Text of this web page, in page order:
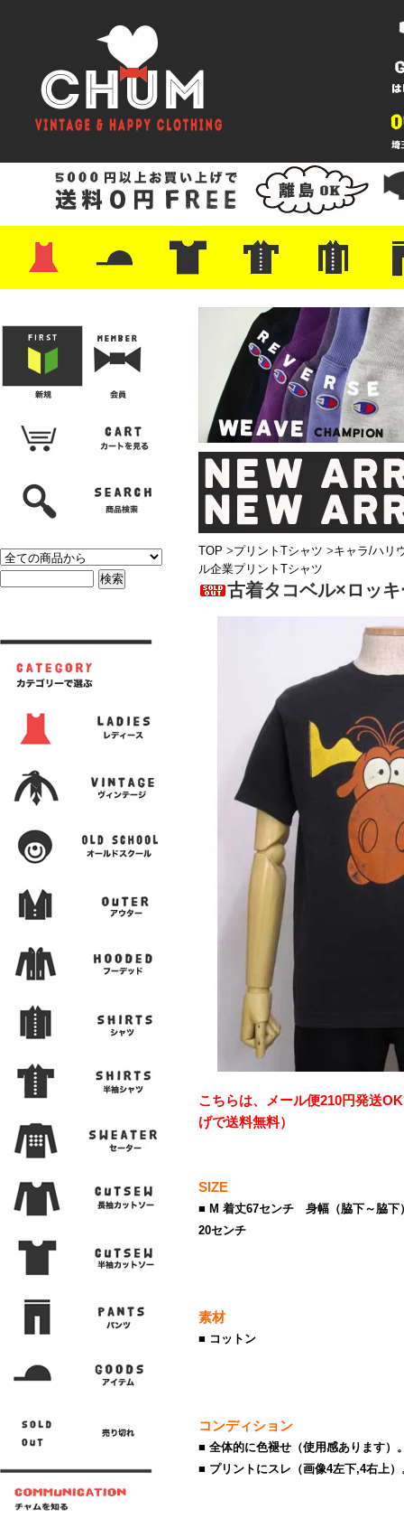
・レザーシューズ/スニーカー
・プリントTシャツ
・バンド/ツアー
・キャラクター
・Nike/adidas/スポーツ
・チャンピオン
・サーフ/スケート
・ボーダー/総柄/無地
・フットボール/リンガー
・タンクトップ/NBA・ポロシャツ
・半袖シャツ
・アロハ/サーフ/ボーリング
・ラルフ/ブランド
・無地/チェック/ストラ
・ワーク/ミリタリー/ウ
・ネル/ウール ・ショ
・アウ
・ジー
・
・ミリ
・コー
・コッ
・オー
・ジャ
ン
TOP >プリントTシャツ >キャラ/ハリ
ル企業プリントTシャツ
古着タコベル×ロッ
こちらは、メール便210円発送
げで送料無料）
SIZE
■ M 着丈67センチ 身幅（脇下～脇
20センチ
素材
■ コットン
コンディション
■ 全体的に色褪せ（使用感あります）
■ プリントにスレ（画像4左下,4右上）